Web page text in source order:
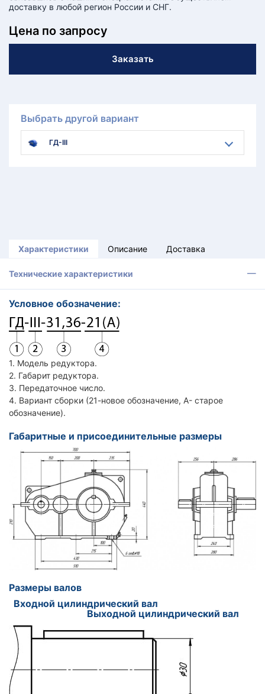
доставку в любой регион России и СНГ.
Цена по запросу
Заказать
Выбрать другой вариант
ГД-III
Характеристики Описание Доставка
Технические характеристики
Условное обозначение:
1. Модель редуктора.
2. Габарит редуктора.
3. Передаточное число.
4. Вариант сборки (21-новое обозначение, А- старое
обозначение).
Габаритные и присоединительные размеры
Размеры валов
Входной цилиндрический вал
Выходной цилиндрический вал